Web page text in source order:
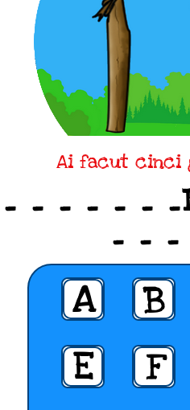
Ai facut cinci
_ _ _ _ _ _
_ _
A B
E
F